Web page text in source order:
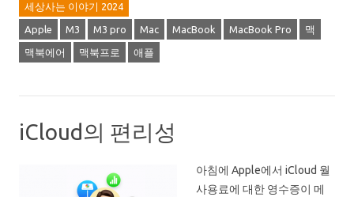
세상사는 이야기 2024
Apple M3 M3 pro Mac MacBook MacBook Pro 맥
맥북에어 맥북프로 애플
iCloud의 편리성
아침에 Apple에서 iCloud 월
사용료에 대한 영수증이 메